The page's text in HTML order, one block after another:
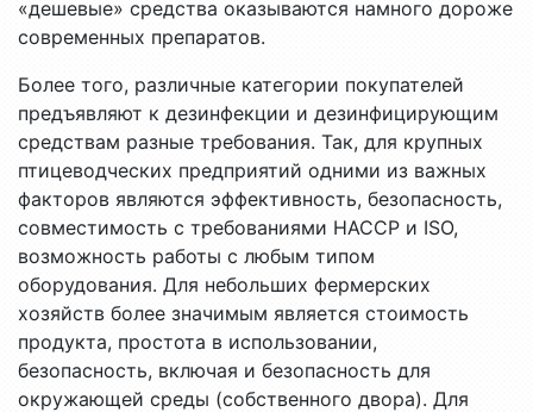
«дешевые» средства оказываются намного дороже
современных препаратов.
Более того, различные категории покупателей
предъявляют к дезинфекции и дезинфицирующим
средствам разные требования. Так, для крупных
птицеводческих предприятий одними из важных
факторов являются эффективность, безопасность,
совместимость с требованиями HACCP и ISO,
возможность работы с любым типом
оборудования. Для небольших фермерских
хозяйств более значимым является стоимость
продукта, простота в использовании,
безопасность, включая и безопасность для
окружающей среды (собственного двора). Для